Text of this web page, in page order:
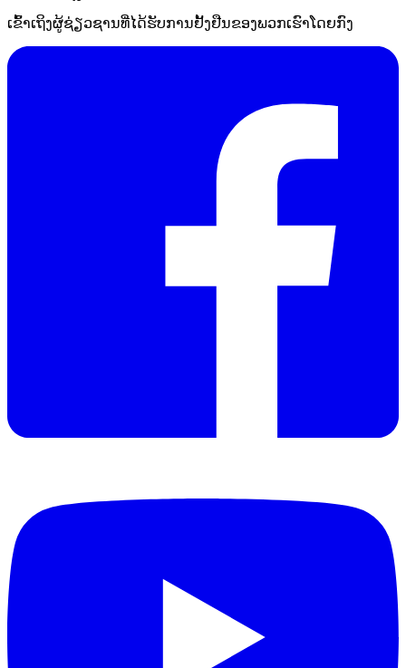
ເຂົ້າເຖິງຜູ້ຊ່ຽວຊານທີ່ໄດ້ຮັບການຢັ້ງຢືນຂອງພວກເຮົາໂດຍກົງ